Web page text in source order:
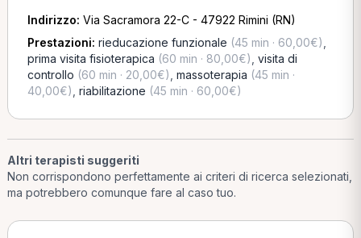
Indirizzo: Via Sacramora 22-C - 47922 Rimini (RN)
Prestazioni: rieducazione funzionale (45 min · 60,00€)
prima visita fisioterapica (60 min · 80,00€) visita di
controllo (60 min · 20,00€) massoterapia (45 min ·
40,00€) riabilitazione (45 min · 60,00€)
Altri terapisti suggeriti
Non corrispondono perfettamente ai criteri di ricerca selezionati,
ma potrebbero comunque fare al caso tuo.